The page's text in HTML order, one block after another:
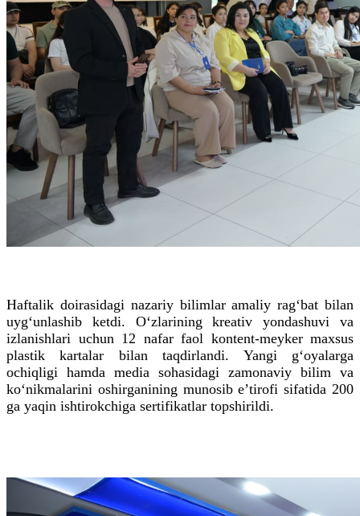
Haftalik doirasidagi nazariy bilimlar amaliy rag‘bat bilan
uyg‘unlashib ketdi. O‘zlarining kreativ yondashuvi va
izlanishlari uchun 12 nafar faol kontent-meyker maxsus
plastik kartalar bilan taqdirlandi. Yangi g‘oyalarga
ochiqligi hamda media sohasidagi zamonaviy bilim va
ko‘nikmalarini oshirganining munosib e’tirofi sifatida 200
ga yaqin ishtirokchiga sertifikatlar topshirildi.